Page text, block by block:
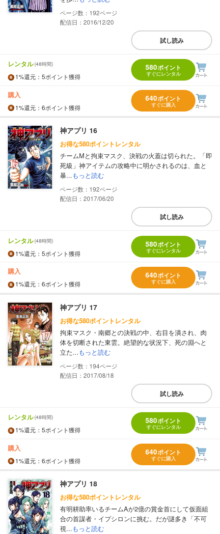
192
配信日：2016/12/20
試し読み
レンタル(48時間)
1%還元 ：5ポイント獲得
580ポイント
すぐにレンタル
購入
1%還元 ：6ポイント獲得
640ポイント
すぐに購入
神アプリ 16
お得な580ポイントレンタル
チームMと拘束マスク、決戦の火蓋は切られた。「即
死級」神アイテムの攻略中に明かされるのは、血と
暴...もっと読む
192
配信日：2017/06/20
試し読み
レンタル(48時間)
1%還元 ：5ポイント獲得
580ポイント
すぐにレンタル
購入
1%還元 ：6ポイント獲得
640ポイント
すぐに購入
神アプリ 17
お得な580ポイントレンタル
拘束マスク・南郷との決戦の中、右目を潰され、肉
体を切断された東雲。絶望的な状況下、死の淵へと
立た...もっと読む
194
配信日：2017/08/18
試し読み
レンタル(48時間)
1%還元 ：5ポイント獲得
580ポイント
すぐにレンタル
購入
1%還元 ：6ポイント獲得
640ポイント
すぐに購入
神アプリ 18
お得な580ポイントレンタル
有明耕助率いるチームAが2億の賞金首にして仮面組
合の首謀者・イプシロンに挑む。だが謎多き「不可
視...もっと読む